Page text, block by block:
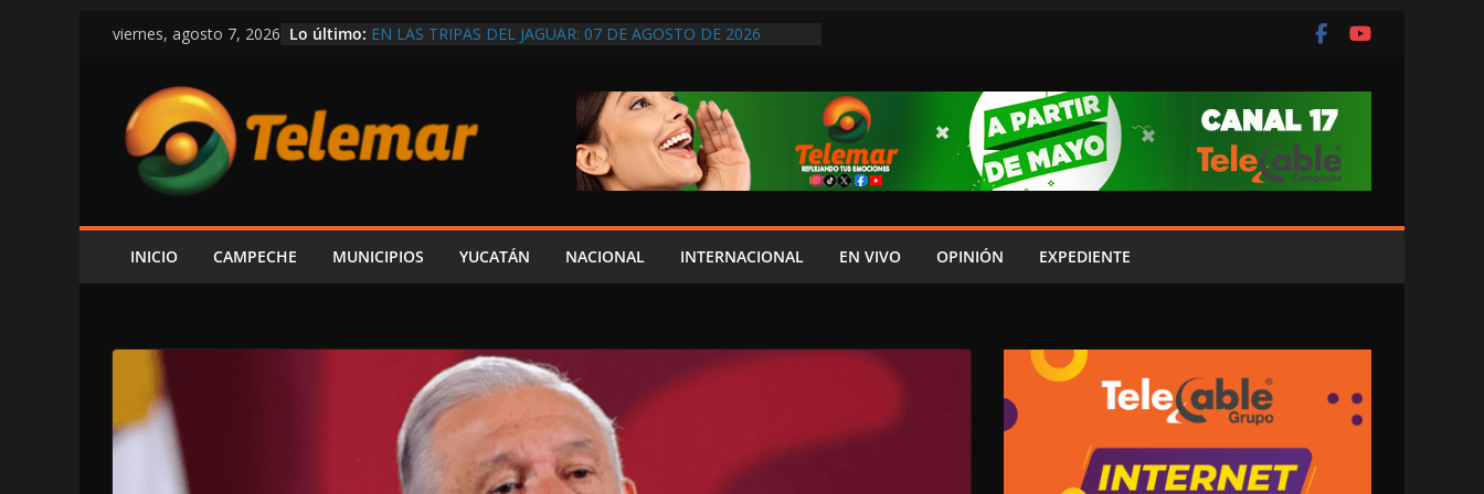
Saltar
contenido
viernes, agosto 7, 2026 Lo último: EN LAS TRIPAS DEL JAGUAR: 07 DE AGOSTO DE 2026
SUBINTENDENTE Y LEVANTAN BLOQUEO CARRETERO
AUSENCIA DE LAYDA EN ENTREGA DE SU V INFORME ES
UNA FALTA DE RESPETO AL CONGRESO: IGNACIO MUÑOZ;
“YA SE LE HIZO COSTUMBRE”
SHEINBAUM USA VIDEO EDITADO PARA DESINFORMAR Y
DIRECTOR DE ARTEC DICE QUE NO SE PUEDEN ELIMINAR
LOS TRANSBORDOS PORQUE “HAY MENOS
INICIO CAMPECHE MUNICIPIOS YUCATÁN NACIONAL INTERNACIONAL EN VIVO OPINIÓN EXPEDIENTE